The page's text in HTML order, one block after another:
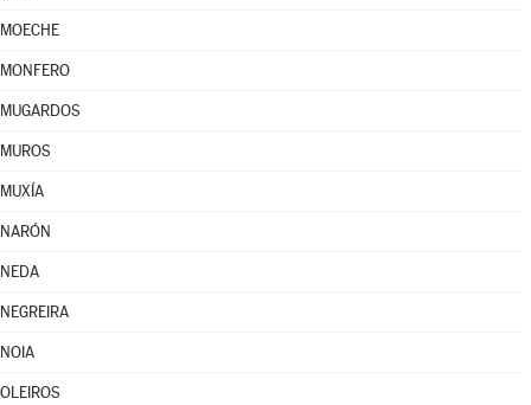
MOECHE
MONFERO
MUGARDOS
MUROS
MUXÍA
NARÓN
NEDA
NEGREIRA
NOIA
OLEIROS